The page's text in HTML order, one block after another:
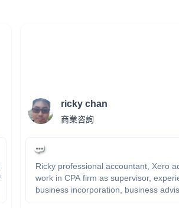
ricky chan
商業咨詢
Ricky professional accountant, Xero
work in CPA firm as supervisor,
business incorporation, business